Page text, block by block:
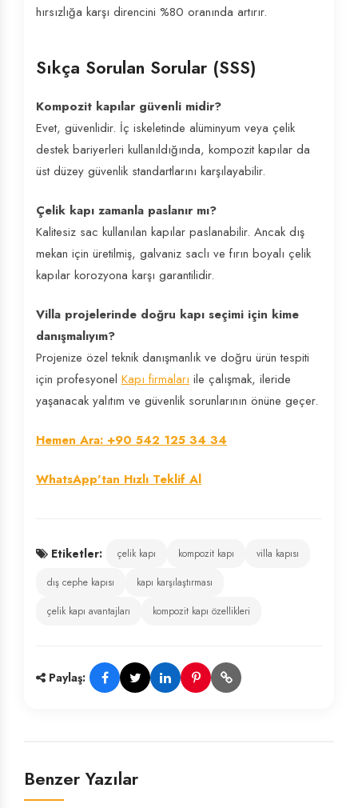
hırsızlığa karşı direncini %80 oranında artırır.
Sıkça Sorulan Sorular (SSS)
Kompozit kapılar güvenli midir?
Evet, güvenlidir. İç iskeletinde alüminyum veya çelik
destek bariyerleri kullanıldığında, kompozit kapılar da
üst düzey güvenlik standartlarını karşılayabilir.
Çelik kapı zamanla paslanır mı?
Kalitesiz sac kullanılan kapılar paslanabilir. Ancak dış
mekan için üretilmiş, galvaniz saclı ve fırın boyalı çelik
kapılar korozyona karşı garantilidir.
Villa projelerinde doğru kapı seçimi için kime
danışmalıyım?
Projenize özel teknik danışmanlık ve doğru ürün tespiti
için profesyonel Kapı firmaları ile çalışmak, ileride
yaşanacak yalıtım ve güvenlik sorunlarının önüne geçer.
Hemen Ara: +90 542 125 34 34
WhatsApp'tan Hızlı Teklif Al
Etiketler: çelik kapı kompozit kapı
villa kapısı
dış cephe kapısı
kapı karşılaştırması
çelik kapı avantajları
kompozit kapı özellikleri
Paylaş:
Benzer Yazılar